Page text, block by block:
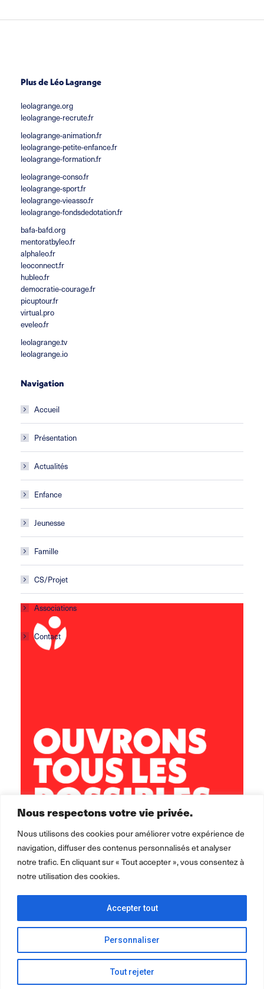
Nous respectons votre vie privée.
Nous utilisons des cookies pour améliorer votre expérience de
navigation, diffuser des contenus personnalisés et analyser
notre trafic. En cliquant sur « Tout accepter », vous consentez à
notre utilisation des cookies.
Personnaliser
Tout rejeter
Accepter tout
Plus de Léo Lagrange
leolagrange.org
leolagrange-recrute.fr
leolagrange-animation.fr
leolagrange-petite-enfance.fr
leolagrange-formation.fr
leolagrange-conso.fr
leolagrange-sport.fr
leolagrange-vieasso.fr
leolagrange-fondsdedotation.fr
bafa-bafd.org
mentoratbyleo.fr
alphaleo.fr
leoconnect.fr
hubleo.fr
democratie-courage.fr
picuptour.fr
virtual.pro
eveleo.fr
leolagrange.tv
leolagrange.io
Navigation
Accueil
Présentation
Actualités
Enfance
Jeunesse
Famille
CS/Projet
Associations
Contact
brest.horizons@leolagrange.org
Léo Lagrange Animationpour la collectivité.